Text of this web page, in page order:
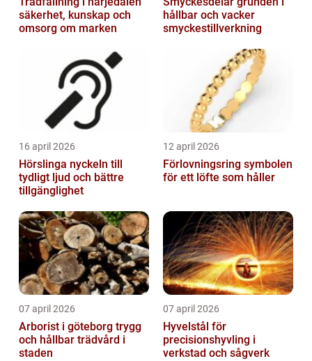
säkerhet, kunskap och
omsorg om marken
hållbar och vacker
smyckestillverkning
16 april 2026
Hörslinga nyckeln till
tydligt ljud och bättre
tillgänglighet
12 april 2026
Förlovningsring symbolen
för ett löfte som håller
07 april 2026
Arborist i göteborg trygg
och hållbar trädvård i
staden
07 april 2026
Hyvelstål för
precisionshyvling i
verkstad och sågverk